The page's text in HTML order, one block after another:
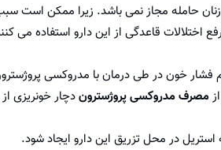
حامله مجاز نمی باشد. زیرا ممکن است
فشار خون در طی درمان با مدروکسی
مصرف مدروکسی پروژستروندچار خونریزی
در محل تزریق این دارو ایجاد شود.